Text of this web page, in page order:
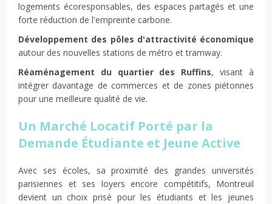
logements écoresponsables, des espaces partagés et une
forte réduction de l'empreinte carbone.
Développement des pôles d'attractivité économique
autour des nouvelles stations de métro et tramway.
Réaménagement du quartier des Ruffins, visant à
intégrer davantage de commerces et de zones piétonnes
pour une meilleure qualité de vie.
Un Marché Locatif Porté par la
Demande Étudiante et Jeune Active
Avec ses écoles, sa proximité des grandes universités
parisiennes et ses loyers encore compétitifs, Montreuil
devient un choix prisé pour les étudiants et les jeunes